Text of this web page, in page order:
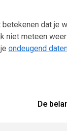
dat je
niet meteen
ondeugend
De